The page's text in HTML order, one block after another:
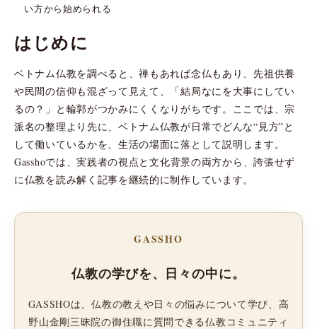
い方から始められる
はじめに
ベトナム仏教を調べると、禅もあれば念仏もあり、先祖供養
や民間の信仰も混ざって見えて、「結局なにを大事にしてい
るの？」と輪郭がつかみにくくなりがちです。ここでは、宗
派名の整理より先に、ベトナム仏教が日常でどんな“見方”と
して働いているかを、生活の場面に落として説明します。
Gasshoでは、実践者の視点と文化背景の両方から、誇張せず
に仏教を読み解く記事を継続的に制作しています。
GASSHO
仏教の学びを、日々の中に。
GASSHOは、仏教の教えや日々の悩みについて学び、高
野山金剛三昧院の御住職に質問できる仏教コミュニティ